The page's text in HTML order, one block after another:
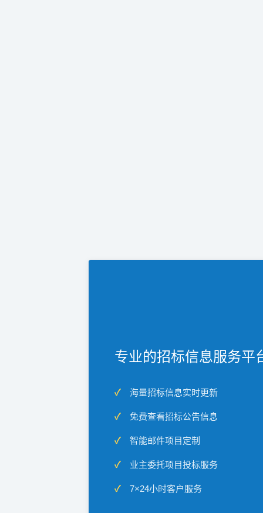
专业的招标信息服务平
海量招标信息实时更新
免费查看招标公告信息
智能邮件项目定制
业主委托项目投标服务
7×24小时客户服务